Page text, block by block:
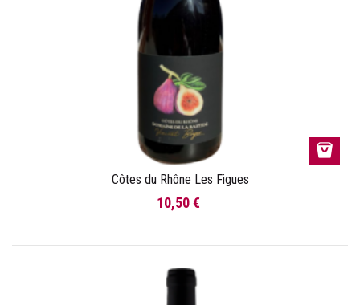
Côtes du Rhône Les Figues
10,50 €